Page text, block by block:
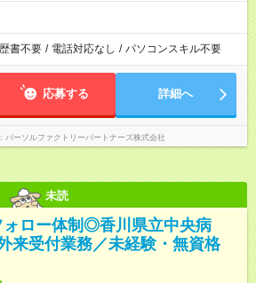
書不要 / 電話対応なし / パソコンスキル不要
応募する 詳細へ
パーソルファクトリーパートナーズ株式会社
未読
ォロー体制◎香川県立中央病
来受付業務／未経験・無資格